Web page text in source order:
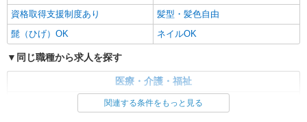
資格取得支援制度あり
髪型・髪色自由
髭（ひげ）OK
ネイルOK
同じ職種から求人を探す
医療・介護・福祉
看護師・保健師・看護助手・助産師
関連する条件をもっと見る